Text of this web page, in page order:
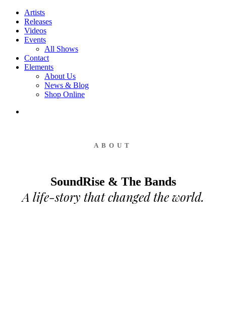
Artists
Releases
Videos
Events
All Shows
Contact
Elements
About Us
News & Blog
Shop Online
ABOUT
SoundRise & The Bands
A life-story that changed the world.